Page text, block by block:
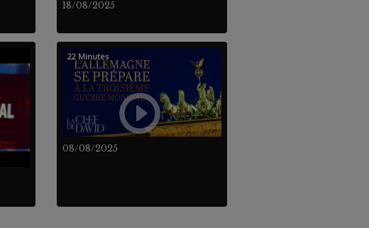
18/08/2025
08/08/2025
22 Minutes